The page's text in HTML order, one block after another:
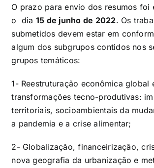
O prazo para envio dos resumos foi
o dia 15 de junho de 2022. Os
submetidos devem estar em
algum dos subgrupos contidos nos
grupos temáticos:
1- Reestruturação econômica global
transformações tecno-produtivas:
territoriais, socioambientais da
a pandemia e a crise alimentar;
2- Globalização, financeirização,
nova geografia da urbanização e